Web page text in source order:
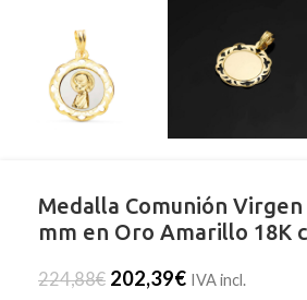
Medalla Comunión Virgen
mm en Oro Amarillo 18K
224,88€ 202,39€ IVA incl.